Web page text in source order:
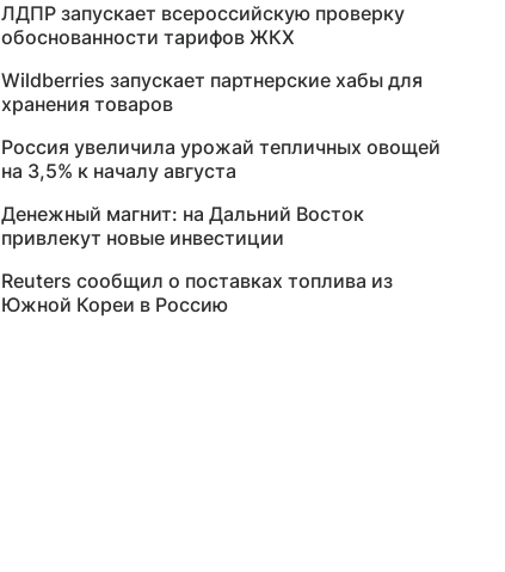
ЛДПР запускает всероссийскую проверку
обоснованности тарифов ЖКХ
Wildberries запускает партнерские хабы для
хранения товаров
Россия увеличила урожай тепличных овощей
на 3,5% к началу августа
Денежный магнит: на Дальний Восток
привлекут новые инвестиции
Reuters сообщил о поставках топлива из
Южной Кореи в Россию